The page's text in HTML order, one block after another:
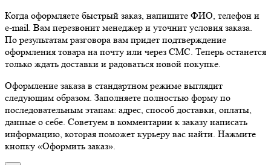
Когда оформляете быстрый заказ, напишите ФИО, телефон и
e-mail. Вам перезвонит менеджер и уточнит условия заказа.
По результатам разговора вам придет подтверждение
оформления товара на почту или через СМС. Теперь останется
только ждать доставки и радоваться новой покупке.
Оформление заказа в стандартном режиме выглядит
следующим образом. Заполняете полностью форму по
последовательным этапам: адрес, способ доставки, оплаты,
данные о себе. Советуем в комментарии к заказу написать
информацию, которая поможет курьеру вас найти. Нажмите
кнопку «Оформить заказ».